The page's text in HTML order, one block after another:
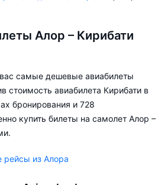
Алор – Кирибати
самые дешевые авиабилеты
стоимость авиабилета Кирибати в
бронирования и 728
купить билеты на самолет Алор –
рейсы из Алора